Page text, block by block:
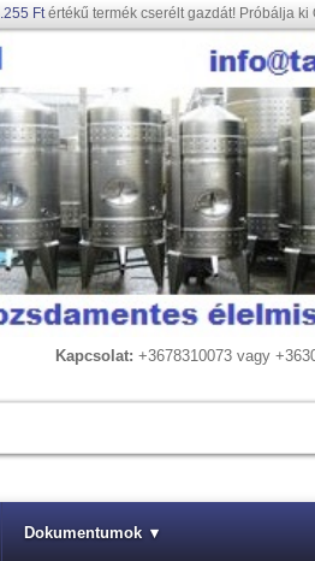
Ftértékű termék cserélt gazdát! Próbálja ki
Kapcsolat: +3678310073 vagy
Dokumentumok ▾